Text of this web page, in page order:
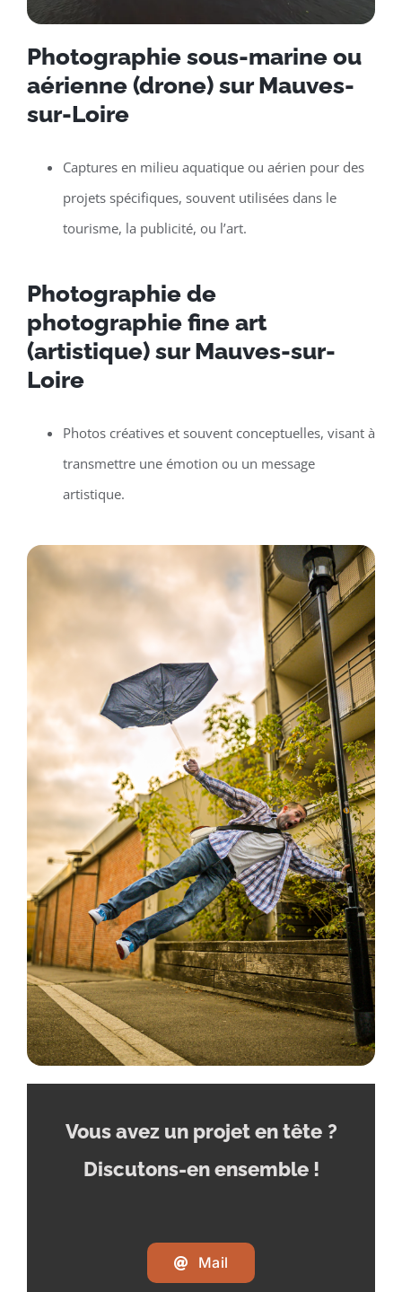
Photographie sous-marine ou
aérienne (drone) sur Mauves-
sur-Loire
Captures en milieu aquatique ou aérien pour des
projets spécifiques, souvent utilisées dans le
tourisme, la publicité, ou l’art.
Photographie de
photographie fine art
(artistique) sur Mauves-sur-
Loire
Photos créatives et souvent conceptuelles, visant à
transmettre une émotion ou un message
artistique.
Vous avez un projet en tête ?
Discutons-en ensemble !
Mail